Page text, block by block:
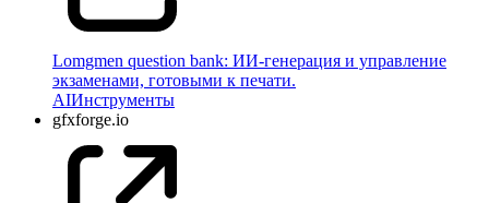
Lomgmen question bank: ИИ-генерация и управление
экзаменами, готовыми к печати.
AIИнструменты
gfxforge.io